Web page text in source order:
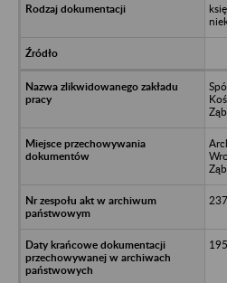
237